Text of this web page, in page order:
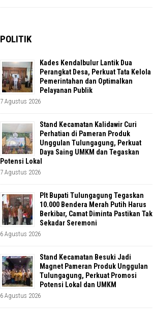
POLITIK
Kades Kendalbulur Lantik Dua
Perangkat Desa, Perkuat Tata Kelola
Pemerintahan dan Optimalkan
Pelayanan Publik
7 Agustus 2026
Stand Kecamatan Kalidawir Curi
Perhatian di Pameran Produk
Unggulan Tulungagung, Perkuat
Daya Saing UMKM dan Tegaskan
Potensi Lokal
7 Agustus 2026
Plt Bupati Tulungagung Tegaskan
10.000 Bendera Merah Putih Harus
Berkibar, Camat Diminta Pastikan Tak
Sekadar Seremoni
6 Agustus 2026
Stand Kecamatan Besuki Jadi
Magnet Pameran Produk Unggulan
Tulungagung, Perkuat Promosi
Potensi Lokal dan UMKM
6 Agustus 2026